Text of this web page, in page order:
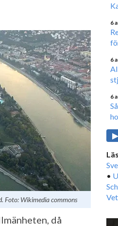
Foto: Wikimedia commons
då
6
6
6
•